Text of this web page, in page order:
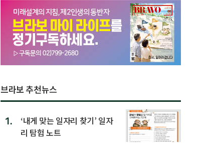
브라보 추천뉴스
1.
‘내게 맞는 일자리 찾기’ 일자
리 탐험 노트